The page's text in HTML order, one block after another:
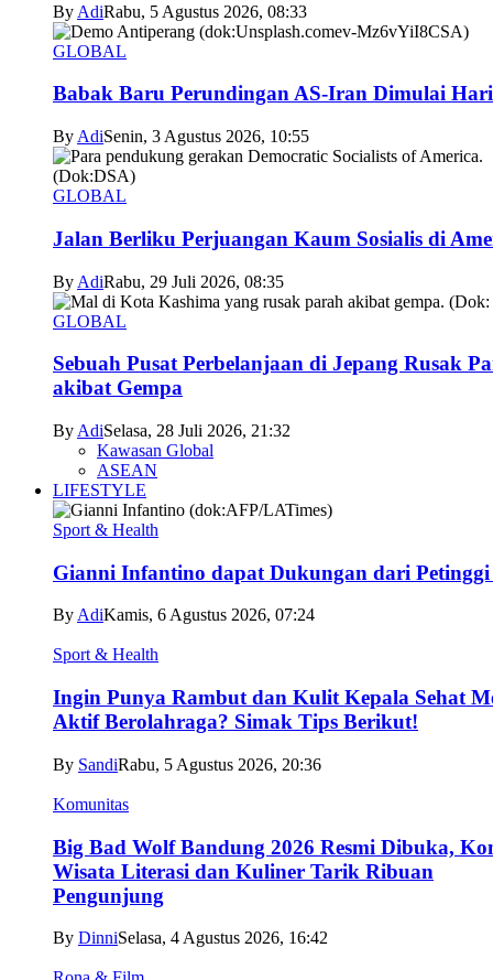
By AdiRabu, 5 Agustus 2026, 08:33
GLOBAL
Babak Baru Perundingan AS-Iran Dimulai
By AdiSenin, 3 Agustus 2026, 10:55
GLOBAL
Jalan Berliku Perjuangan Kaum Sosialis di
By AdiRabu, 29 Juli 2026, 08:35
GLOBAL
Sebuah Pusat Perbelanjaan di Jepang Rusak
akibat Gempa
By AdiSelasa, 28 Juli 2026, 21:32
Kawasan Global
ASEAN
LIFESTYLE
Sport & Health
Gianni Infantino dapat Dukungan dari
ByAdiKamis, 6 Agustus 2026, 07:24
Sport & Health
Ingin Punya Rambut dan Kulit Kepala Sehat
Aktif Berolahraga? Simak Tips Berikut!
By SandiRabu, 5 Agustus 2026, 20:36
Komunitas
Big Bad Wolf Bandung 2026 Resmi Dibuka,
Wisata Literasi dan Kuliner Tarik Ribuan
Pengunjung
By DinniSelasa, 4 Agustus 2026, 16:42